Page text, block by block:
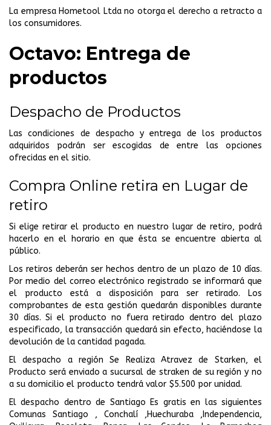
La empresa Hometool Ltda no otorga el derecho a retracto a
los consumidores.
Octavo: Entrega de
productos
Despacho de Productos
Las condiciones de despacho y entrega de los productos
adquiridos podrán ser escogidas de entre las opciones
ofrecidas en el sitio.
Compra Online retira en Lugar de
retiro
Si elige retirar el producto en nuestro lugar de retiro, podrá
hacerlo en el horario en que ésta se encuentre abierta al
público.
Los retiros deberán ser hechos dentro de un plazo de 10 días.
Por medio del correo electrónico registrado se informará que
el producto está a disposición para ser retirado. Los
comprobantes de esta gestión quedarán disponibles durante
30 días. Si el producto no fuera retirado dentro del plazo
especificado, la transacción quedará sin efecto, haciéndose la
devolución de la cantidad pagada.
El despacho a región Se Realiza Atravez de Starken, el
Producto será enviado a sucursal de straken de su región y no
a su domicilio el producto tendrá valor $5.500 por unidad.
El despacho dentro de Santiago Es gratis en las siguientes
Comunas Santiago , Conchalí ,Huechuraba ,Independencia,